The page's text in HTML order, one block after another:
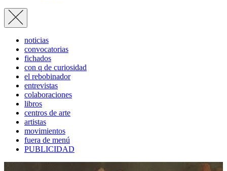
noticias
convocatorias
fichados
con q de curiosidad
el rebobinador
entrevistas
colaboraciones
libros
centros de arte
artistas
movimientos
fuera de menú
PUBLICIDAD